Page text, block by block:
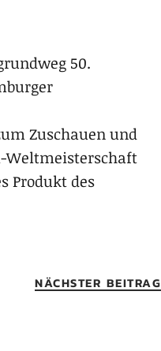
50.
Zuschauen und
Weltmeisterschaft
Produkt des
NÄCHSTER BEITRAG